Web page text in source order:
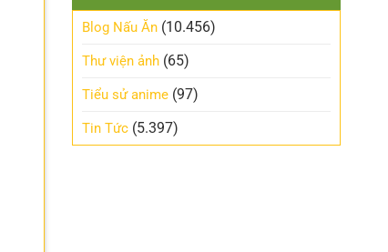
Blog Nấu Ăn (10.456)
Thư viện ảnh (65)
Tiểu sử anime (97)
Tin Tức (5.397)